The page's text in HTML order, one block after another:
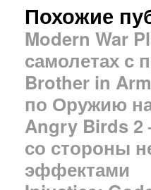
Похожие
Modern War
самолетах с
Brother in
по Оружию
Angry Birds
со стороны
эффектами